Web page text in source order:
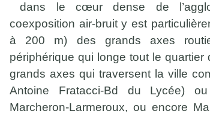
dans le cœur dense de
coexposition air-bruit y est
à 200 m) des grands axes
périphérique qui longe tout le
grands axes qui traversent la ville
Antoine Fratacci-Bd du Lycée) ou
Marcheron-Larmeroux, ou encore